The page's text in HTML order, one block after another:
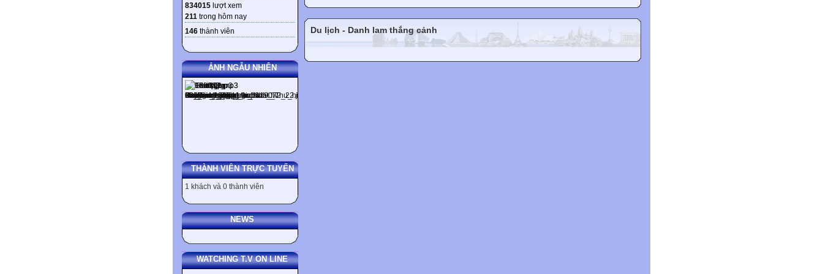
834015 lượt xem
211 trong hôm nay
146 thành viên
ẢNH NGẪU NHIÊN
THÀNH VIÊN TRỰC TUYẾN
1 khách và 0 thành viên
NEWS
WATCHING T.V ON LINE
A. I know that B. No, thank you C. Oh, all right D. Yes, please
Phil: “I’d like to become a tour guide. What do you think I should do?” – Leonie: “ ______”
I think you should practise spoken English. B. Yes, a tour guide is a good job.
C. Shall we have a package tour this summer? D. I don’t agree with you.
Du lịch - Danh lam thắng cảnh